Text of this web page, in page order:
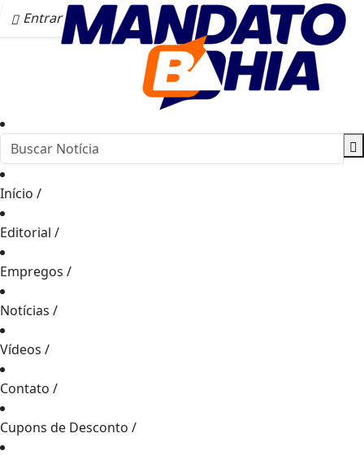
Entrar
Início /
Editorial /
Empregos /
Notícias /
Vídeos /
Contato /
Cupons de Desconto /